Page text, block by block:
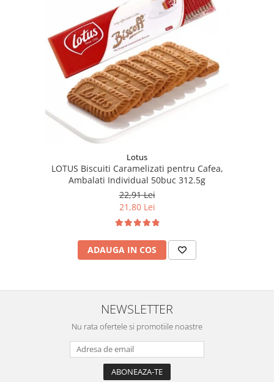
Lotus
LOTUS Biscuiti Caramelizati pentru Cafea,
Ambalati Individual 50buc 312.5g
22,91 Lei
21,80 Lei
ADAUGA IN COS
NEWSLETTER
Nu rata ofertele si promotiile noastre